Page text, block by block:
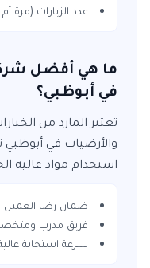
عدد الزيارات (مرة
ما هي أفضل
في أبوظبي؟
تعتبر المارد من
والأرضيات في أبوظبي
استخدام مواد عالية
ضمان رضا العميل
فريق مدرب
سرعة استجابة